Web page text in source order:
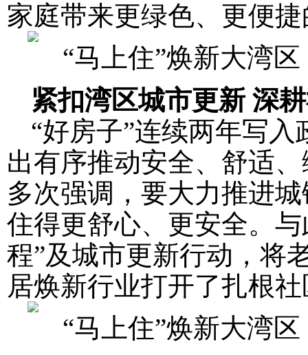
家庭带来更绿色、更便
紧扣湾区城市更新 深
“好房子”连续两年写
出有序推动安全、舒适
多次强调，要大力推进
住得更舒心、更安全。
程”及城市更新行动，将
居焕新行业打开了扎根